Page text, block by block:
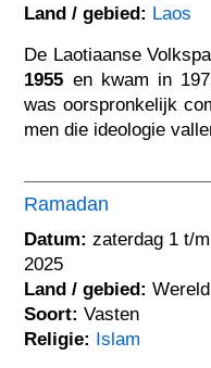
Land / gebied: Laos
De Laotiaanse
1955 en kwam in
was oorspronkelijk
men die ideologie
Ramadan
Datum: zaterdag 1 t/
2025
Land / gebied:
Soort: Vasten
Religie: Islam